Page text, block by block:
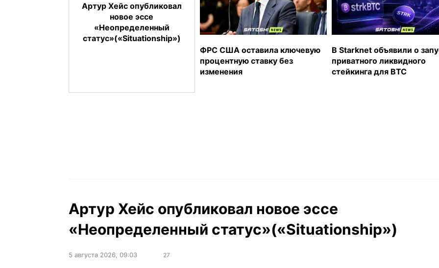
Артур Хейс опубликовал
новое эссе
«Неопределенный
статус»(«Situationship»)
ФРС США оставила ключевую
процентную ставку без
изменения
В Starknet объявили о
приватного ликвидного
стейкинга для BTC
Артур Хейс опубликовал новое эссе
«Неопределенный статус»(«Situationship»)
5 августа 2026, 09:03 27